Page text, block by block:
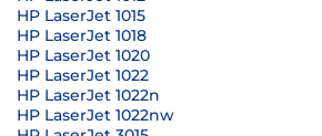
HP LaserJet 1015
HP LaserJet 1018
HP LaserJet 1020
HP LaserJet 1022
HP LaserJet 1022n
HP LaserJet 1022nw